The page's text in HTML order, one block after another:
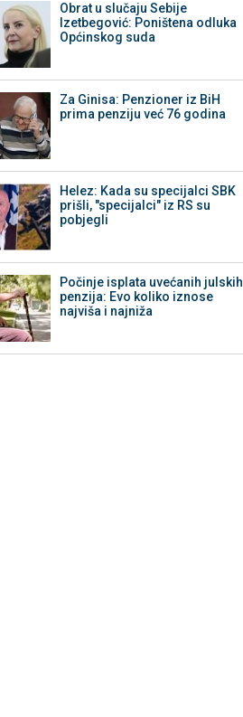
Obrat u slučaju Sebije
Izetbegović: Poništena odluka
Općinskog suda
Za Ginisa: Penzioner iz BiH
prima penziju već 76 godina
Helez: Kada su specijalci SBK
prišli, "specijalci" iz RS su
pobjegli
Počinje isplata uvećanih julskih
penzija: Evo koliko iznose
najviša i najniža